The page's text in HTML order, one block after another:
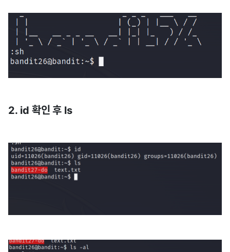
2. id 확인 후 ls